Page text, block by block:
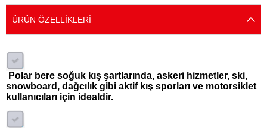
ÜRÜN ÖZELLIKLERI
Polar bere soğuk kış şartlarında, askeri hizmetler, ski,
snowboard, dağcılık gibi aktif kış sporları ve motorsiklet
kullanıcıları için idealdir.